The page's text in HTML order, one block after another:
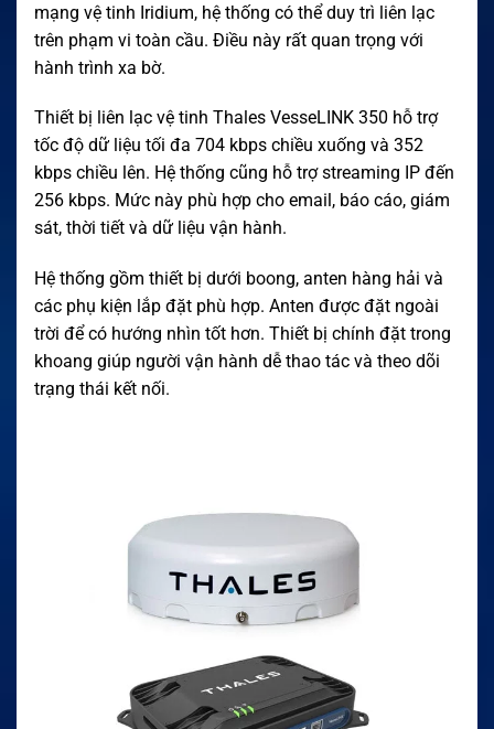
mạng vệ tinh Iridium, hệ thống có thể duy trì liên lạc
trên phạm vi toàn cầu. Điều này rất quan trọng với
hành trình xa bờ.
Thiết bị liên lạc vệ tinh Thales VesseLINK 350 hỗ trợ
tốc độ dữ liệu tối đa 704 kbps chiều xuống và 352
kbps chiều lên. Hệ thống cũng hỗ trợ streaming IP đến
256 kbps. Mức này phù hợp cho email, báo cáo, giám
sát, thời tiết và dữ liệu vận hành.
Hệ thống gồm thiết bị dưới boong, anten hàng hải và
các phụ kiện lắp đặt phù hợp. Anten được đặt ngoài
trời để có hướng nhìn tốt hơn. Thiết bị chính đặt trong
khoang giúp người vận hành dễ thao tác và theo dõi
trạng thái kết nối.